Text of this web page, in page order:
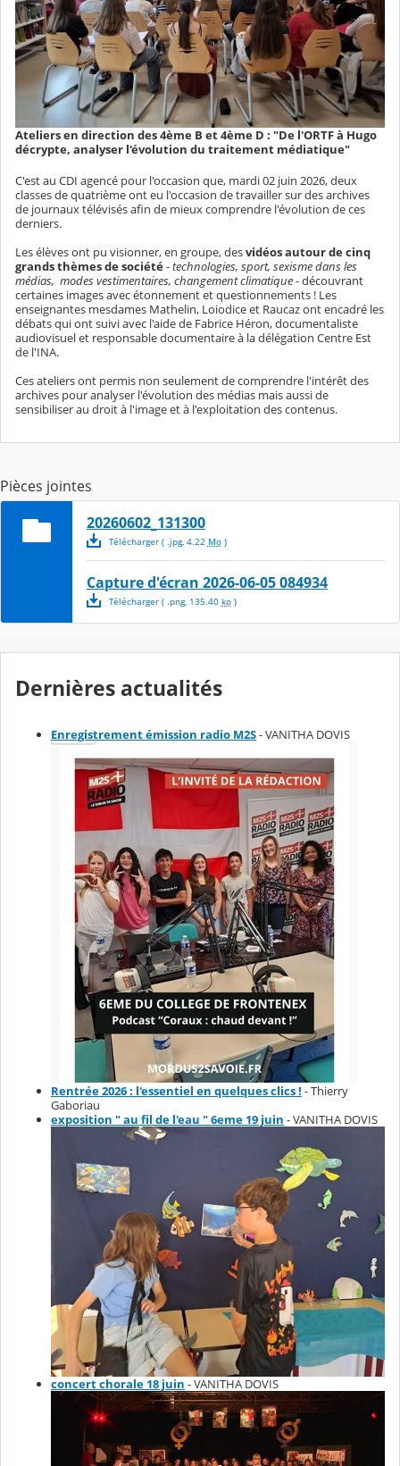
Ateliers en direction des 4ème B et 4ème D : "De l'ORTF à Hugo
décrypte, analyser l'évolution du traitement médiatique"
C'est au CDI agencé pour l'occasion que, mardi 02 juin 2026, deux
classes de quatrième ont eu l'occasion de travailler sur des archives
de journaux télévisés afin de mieux comprendre l'évolution de ces
derniers.
Les élèves ont pu visionner, en groupe, desvidéos autour de cinq
grands thèmes de société-technologies, sport, sexisme dans les
médias, modes vestimentaires, changement climatique- découvrant
certaines images avec étonnement et questionnements ! Les
enseignantes mesdames Mathelin, Loiodice et Raucaz ont encadré les
débats qui ont suivi avec l'aide de Fabrice Héron, documentaliste
audiovisuel et responsable documentaire à la délégation Centre Est
de l'INA.
Ces ateliers ont permis non seulement de comprendre l'intérêt des
archives pour analyser l'évolution des médias mais aussi de
sensibiliser au droit à l'image et à l'exploitation des contenus.
Pièces jointes
20260602_131300
Télécharger( .jpg, 4.22 Mo)
Capture d'écran 2026-06-05 084934
Télécharger( .png, 135.40 ko)
Dernières actualités
Enregistrement émission radio M2S- VANITHA DOVIS
Rentrée 2026 : l'essentiel en quelques clics ! - Thierry
Gaboriau
exposition " au fil de l'eau " 6eme 19 juin - VANITHA DOVIS
concert chorale 18 juin - VANITHA DOVIS